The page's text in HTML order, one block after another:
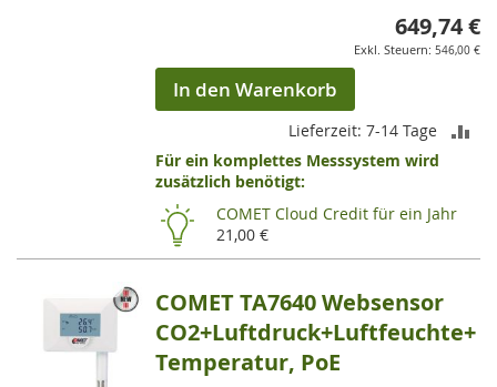
649,74 €
546,00 €
In den Warenkorb
Lieferzeit: 7-14 Tage
Für ein komplettes Messsystem wird
zusätzlich benötigt:
COMET Cloud Credit für ein Jahr
21,00 €
COMET TA7640 Websensor
CO2+Luftdruck+Luftfeuchte+
Temperatur, PoE